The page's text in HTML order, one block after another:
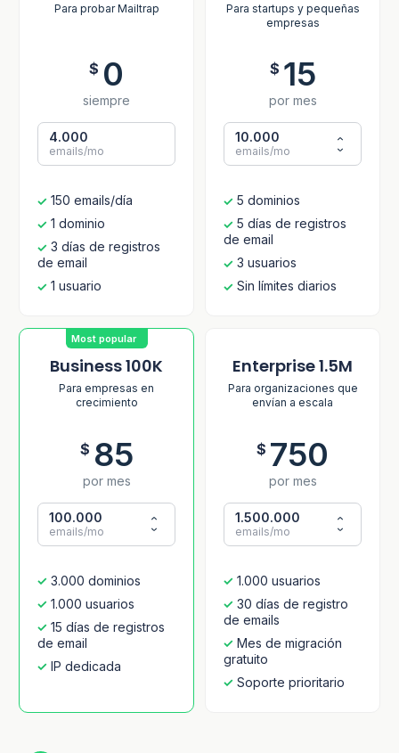
Para probar Mailtrap
$ 0
siempre
4.000
emails/mo
150 emails/día
1 dominio
3 días de registros
de email
1 usuario
Para startups y pequeñas
empresas
$ 15
por mes
10.000
emails/mo
5 dominios
5 días de registros
de email
3 usuarios
Sin límites diarios
Most popular
Business 100K
Para empresas en
crecimiento
$ 85
por mes
100.000
emails/mo
3.000 dominios
1.000 usuarios
15 días de registros
de email
IP dedicada
Enterprise 1.5M
Para organizaciones que
envían a escala
$ 750
por mes
1.500.000
emails/mo
1.000 usuarios
30 días de registro
de emails
Mes de migración
gratuito
Soporte prioritario